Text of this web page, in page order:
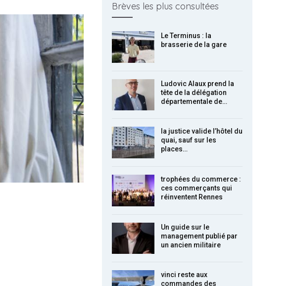
Brèves les plus consultées
Le Terminus : la
brasserie de la gare
Ludovic Alaux prend la
tête de la délégation
départementale de…
la justice valide l’hôtel du
quai, sauf sur les
places…
trophées du commerce :
ces commerçants qui
réinventent Rennes
Un guide sur le
management publié par
un ancien militaire
vinci reste aux
commandes des